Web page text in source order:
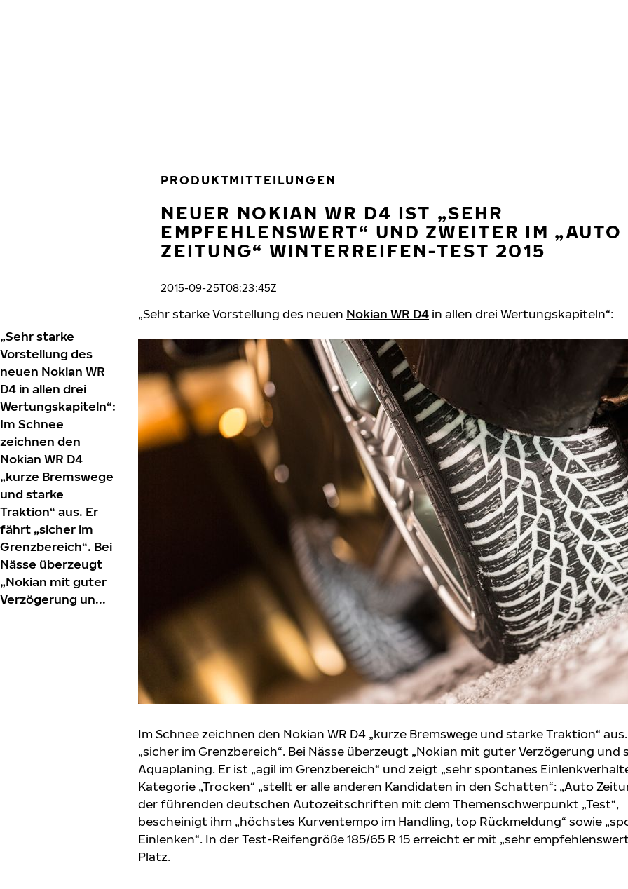
PRODUKTMITTEILUNGEN
NEUER NOKIAN WR D4 IST „SEHR
EMPFEHLENSWERT“ UND ZWEITER IM „AUTO
ZEITUNG“ WINTERREIFEN-TEST 2015
2015-09-25T08:23:45Z
„Sehr starke
Vorstellung des
neuen Nokian WR
D4 in allen drei
Wertungskapiteln“:
Im Schnee
zeichnen den
Nokian WR D4
„kurze Bremswege
und starke
Traktion“ aus. Er
fährt „sicher im
Grenzbereich“. Bei
Nässe überzeugt
„Nokian mit guter
Verzögerung un...
„Sehr starke Vorstellung des neuen Nokian WR D4 in allen drei Wertungskapiteln“:
Im Schnee zeichnen den Nokian WR D4 „kurze Bremswege und starke Traktion“
„sicher im Grenzbereich“. Bei Nässe überzeugt „Nokian mit guter Verzögerung und
Aquaplaning. Er ist „agil im Grenzbereich“ und zeigt „sehr spontanes
Kategorie „Trocken“ „stellt er alle anderen Kandidaten in den Schatten“: „Auto
der führenden deutschen Autozeitschriften mit dem Themenschwerpunkt „Test“,
bescheinigt ihm „höchstes Kurventempo im Handling, top Rückmeldung“ sowie
Einlenken“. In der Test-Reifengröße 185/65 R 15 erreicht er mit „sehr
Platz.